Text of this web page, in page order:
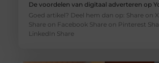
De voordelen van digitaal adverteren op
Goed artikel? Deel hem dan op: Share on
Share on Facebook Share on Pinterest
LinkedIn Share